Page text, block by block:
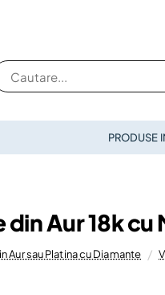
Cautare...
PRODUSE
Aur 18k
Aur sau Platina cu Diamante